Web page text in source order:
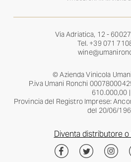
Via Adriatica, 12 -
Tel. +39 071
© Azienda Vinicola
P.iva Umani Ronchi
610.000,00 |
Provincia del Registro Imprese:
del 20/06/
Diventa distributore